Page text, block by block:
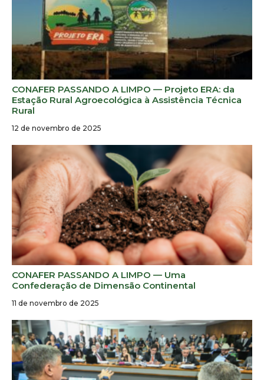
CONAFER PASSANDO A LIMPO — Projeto ERA: da
Estação Rural Agroecológica à Assistência Técnica
Rural
12 de novembro de 2025
CONAFER PASSANDO A LIMPO — Uma
Confederação de Dimensão Continental
11 de novembro de 2025